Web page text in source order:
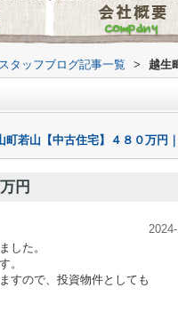
タッフブログ記事一覧 > 越生
町若山【中古住宅】４８０万円
円
した。
。
すので、投資物件としても